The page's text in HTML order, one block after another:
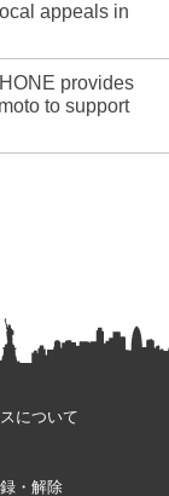
appeals in
provides
to support
について
・解除